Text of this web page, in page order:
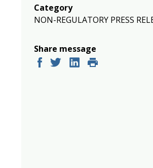
Category
NON-REGULATORY PRESS
Share message